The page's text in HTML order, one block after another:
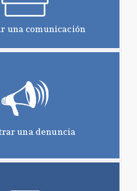
una comunicación
una denuncia